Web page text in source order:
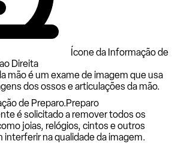
Ícone da Informação de
Direita
mão é um exame de imagem que usa
dos ossos e articulações da mão.
de Preparo.Preparo
é solicitado a remover todos os
joias, relógios, cintos e outros
na qualidade da imagem.